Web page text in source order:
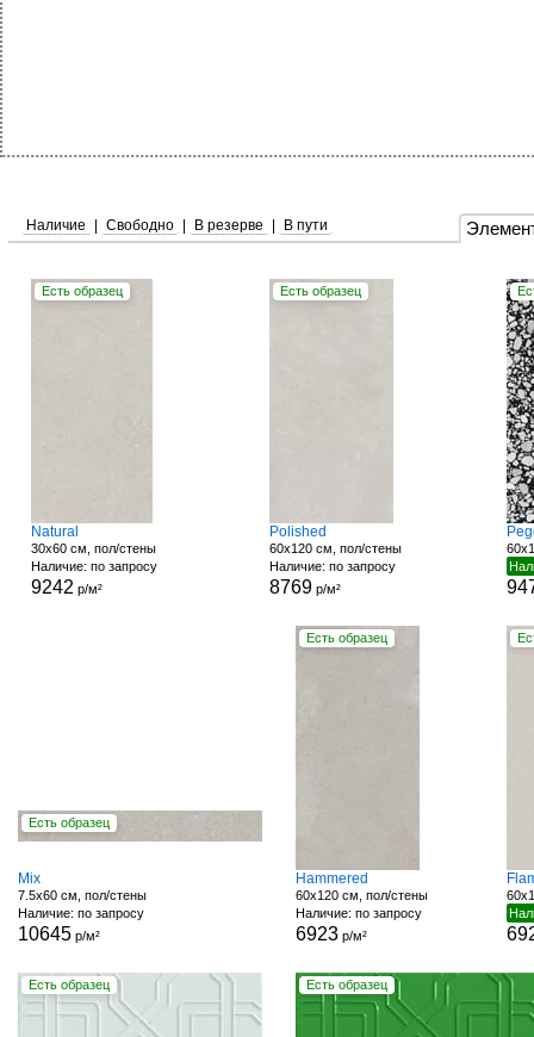
Наличие Свободно В резерве В пути
Есть образец
Natural
30x60 см, пол/стены
Наличие: по запросу
9242 р/м²
Есть образец
Polished
60x120 см, пол/стены
Наличие: по запросу
8769р/м²
Есть образец
Mix
7.5x60 см, пол/стены
Наличие: по запросу
10645 р/м²
Есть образец
Hammered
60x120 см, пол/стены
Наличие: по запросу
6923р/м²
Есть образец Есть образец